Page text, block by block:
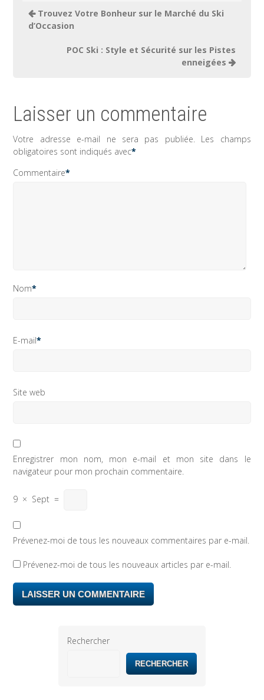
Navigation
de
Trouvez Votre Bonheur sur le Marché du Ski
d’Occasion
POC Ski : Style et Sécurité sur les Pistes
enneigées
Laisser un commentaire
Votre adresse e-mail ne sera pas publiée. Les champs
obligatoires sont indiqués avec*
Commentaire*
Nom*
E-mail*
Site web
Enregistrer mon nom, mon e-mail et mon site dans le
navigateur pour mon prochain commentaire.
9 × Sept =
Prévenez-moi de tous les nouveaux commentaires par e-mail.
Prévenez-moi de tous les nouveaux articles par e-mail.
Rechercher
RECHERCHER